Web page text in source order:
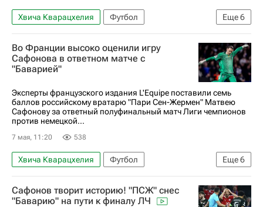
Еще6
Хвича Кварацхелия
Футбол
Матвей Сафонов
Пари Сен-Жермен (ПСЖ)
Валерий Газзаев
Бавария
Арсенал (Лондон)
Лига чемпионов УЕФА 2026-2027
Во Франции высоко оценили игру
Сафонова в ответном матче с
"Баварией"
Эксперты французского издания L'Equipe поставили семь
баллов российскому вратарю "Пари Сен-Жермен" Матвею
Сафонову за ответный полуфинальный матч Лиги чемпионов
против немецкой...
7 мая, 11:20 538
Еще6
Хвича Кварацхелия
Футбол
Матвей Сафонов
Маркиньос
Бавария
Пари Сен-Жермен (ПСЖ)
Сафонов творит историю! "ПСЖ" снес
"Баварию" на пути к финалу ЛЧ